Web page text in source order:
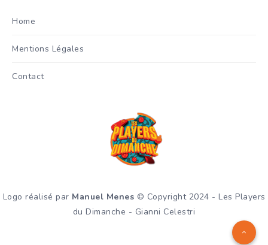
Home
Mentions Légales
Contact
Logo réalisé par Manuel Menes © Copyright 2024 - Les Players
du Dimanche - Gianni Celestri